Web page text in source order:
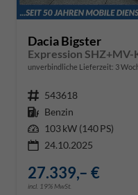
Dacia Bigster
Expression SHZ+MV-
unverbindliche Lieferzeit: 3
Fahrzeugnr. 543618
Kraftstoff Benzin
Leistung 103 kW (140 PS)
24.10.2025
27.339,– €
incl. 19% MwSt.